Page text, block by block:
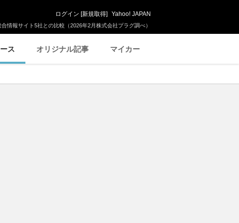
情報サイト5社との比較（2026年2月株式会社プラグ調べ）
ログイン [新規取得] Yahoo! JAPAN
ス オリジナル記事 マイカー